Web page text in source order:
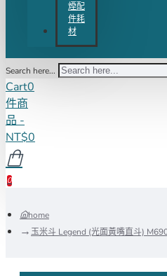
煙配
件耗
材
Search here...
Cart0
件商
品 -
NT$0
0
home
玉米斗 Legend (光面黃嘴直斗)